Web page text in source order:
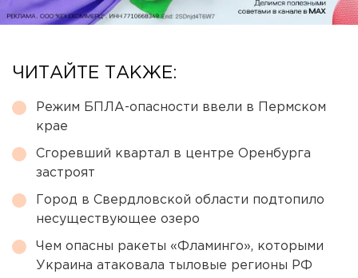
ЧИТАЙТЕ ТАКЖЕ:
Режим БПЛА-опасности ввели в Пермском
крае
Сгоревший квартал в центре Оренбурга
застроят
Город в Свердловской области подтопило
несуществующее озеро
Чем опасны ракеты «Фламинго», которыми
Украина атаковала тыловые регионы РФ